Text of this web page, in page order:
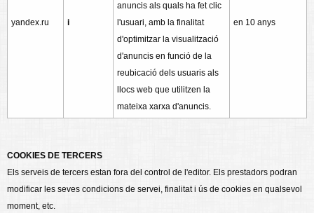
yandex.ru i
anuncis als quals ha fet clic
l'usuari, amb la finalitat
d'optimitzar la visualització
d'anuncis en funció de la
reubicació dels usuaris als
llocs web que utilitzen la
mateixa xarxa d'anuncis.
en 10 anys
COOKIES DE TERCERS
Els serveis de tercers estan fora del control de l'editor. Els prestadors podran
modificar les seves condicions de servei, finalitat i ús de cookies en qualsevol
moment, etc.